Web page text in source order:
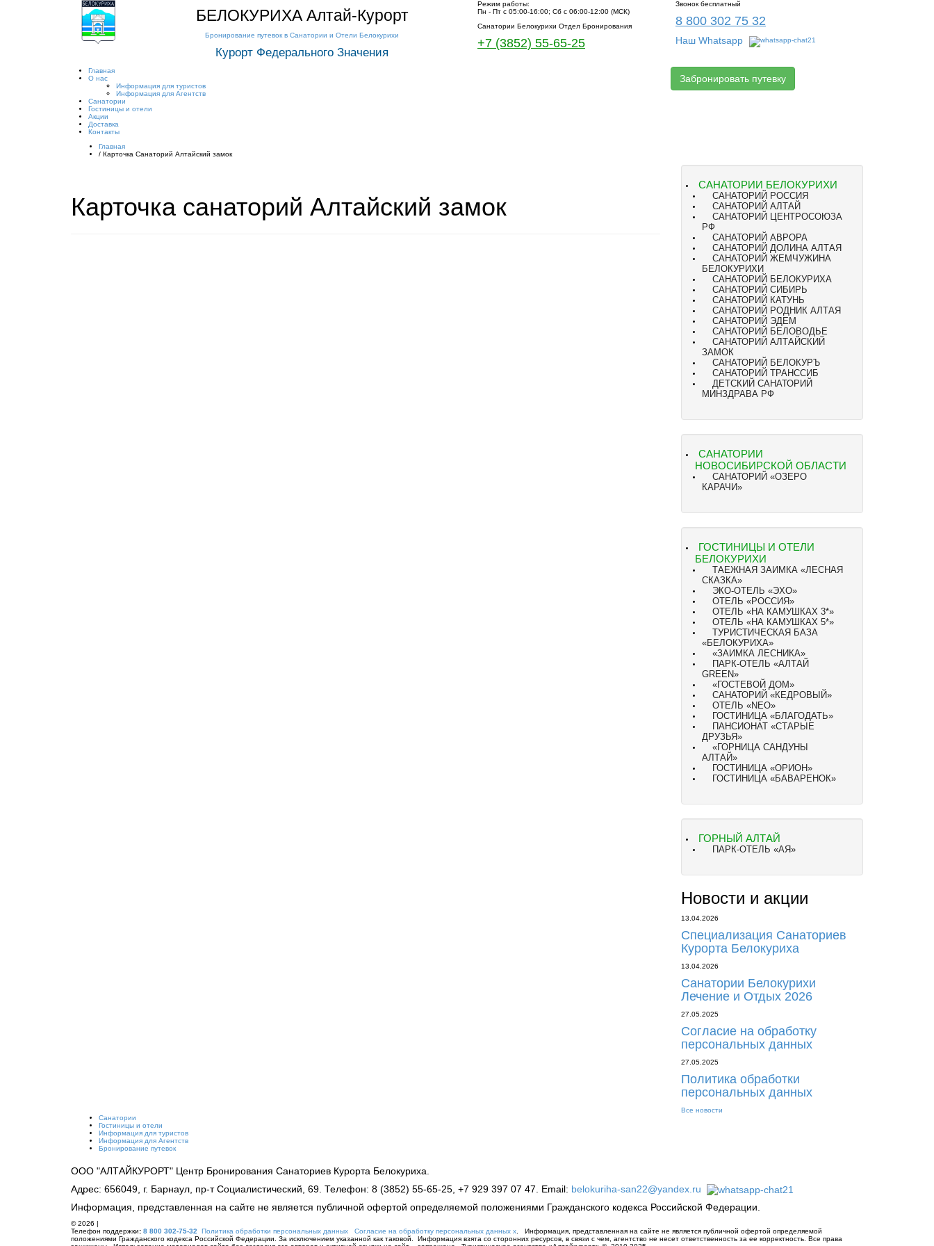
БЕЛОКУРИХА Алтай-Курорт
Бронирование путевок в Санатории и Отели Белокурихи
Курорт Федерального Значения
Режим работы:
Пн - Пт с 05:00-16:00; Сб с 06:00-12:00 (МСК)
Санатории Белокурихи Отдел Бронирования
+7 (3852) 55-65-25
Звонок бесплатный
8 800 302 75 32
Наш Whatsapp
Главная
О нас
Информация для туристов
Информация для Агентств
Санатории
Гостиницы и отели
Акции
Доставка
Контакты
Забронировать путевку
Главная
/ Карточка Санаторий Алтайский замок
Карточка санаторий Алтайский замок
САНАТОРИИ БЕЛОКУРИХИ
САНАТОРИЙ РОССИЯ
САНАТОРИЙ АЛТАЙ
САНАТОРИЙ ЦЕНТРОСОЮЗА
РФ
САНАТОРИЙ АВРОРА
САНАТОРИЙ ДОЛИНА АЛТАЯ
САНАТОРИЙ ЖЕМЧУЖИНА
БЕЛОКУРИХИ
САНАТОРИЙ БЕЛОКУРИХА
САНАТОРИЙ СИБИРЬ
САНАТОРИЙ КАТУНЬ
САНАТОРИЙ РОДНИК АЛТАЯ
САНАТОРИЙ ЭДЕМ
САНАТОРИЙ БЕЛОВОДЬЕ
САНАТОРИЙ АЛТАЙСКИЙ
ЗАМОК
САНАТОРИЙ БЕЛОКУРЪ
САНАТОРИЙ ТРАНССИБ
ДЕТСКИЙ САНАТОРИЙ
МИНЗДРАВА РФ
САНАТОРИИ
НОВОСИБИРСКОЙ ОБЛАСТИ
САНАТОРИЙ «ОЗЕРО
КАРАЧИ»
ГОСТИНИЦЫ И ОТЕЛИ
БЕЛОКУРИХИ
ТАЕЖНАЯ ЗАИМКА «ЛЕСНАЯ
СКАЗКА»
ЭКО-ОТЕЛЬ «ЭХО»
ОТЕЛЬ «РОССИЯ»
ОТЕЛЬ «НА КАМУШКАХ 3*»
ОТЕЛЬ «НА КАМУШКАХ 5*»
ТУРИСТИЧЕСКАЯ БАЗА
«БЕЛОКУРИХА»
«ЗАИМКА ЛЕСНИКА»
ПАРК-ОТЕЛЬ «АЛТАЙ
GREEN»
«ГОСТЕВОЙ ДОМ»
CАНАТОРИЙ «КЕДРОВЫЙ»
ОТЕЛЬ «NEO»
ГОСТИНИЦА «БЛАГОДАТЬ»
ПАНСИОНАТ «СТАРЫЕ
ДРУЗЬЯ»
«ГОРНИЦА САНДУНЫ
АЛТАЙ»
ГОСТИНИЦА «ОРИОН»
ГОСТИНИЦА «БАВАРЕНОК»
ГОРНЫЙ АЛТАЙ
ПАРК-ОТЕЛЬ «АЯ»
Новости и акции
13.04.2026
Специализация Санаториев
Курорта Белокуриха
13.04.2026
Санатории Белокурихи
Лечение и Отдых 2026
27.05.2025
Согласие на обработку
персональных данных
27.05.2025
Политика обработки
персональных данных
Все новости
Санатории
Гостиницы и отели
Информация для туристов
Информация для Агентств
Бронирование путевок
ООО "АЛТАЙКУРОРТ" Центр Бронирования Санаториев Курорта Белокуриха.
Адрес: 656049, г. Барнаул, пр-т Социалистический, 69. Телефон: 8 (3852) 55-65-25, +7 929 397 07 47. Email: belokuriha-san22@yandex.ru
Информация, представленная на сайте не является публичной офертой определяемой положениями Гражданского кодекса Российской Федерации.
© 2026 |
Телефон поддержки: 8 800 302-75-32 Политика обработки персональных данных Согласие на обработку персональных данных х. Информация, представленная на сайте не является публичной офертой определяемой
положениями Гражданского кодекса Российской Федерации. За исключением указанной как таковой. Информация взята со сторонних ресурсов, в связи с чем, агентство не несет ответственность за ее корректность. Все права